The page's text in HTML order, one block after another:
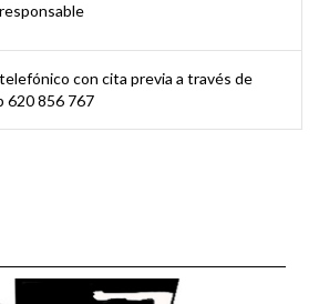
con cita previa a través de
620 856 767